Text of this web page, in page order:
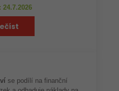
24.7.2026
se podílí na finanční